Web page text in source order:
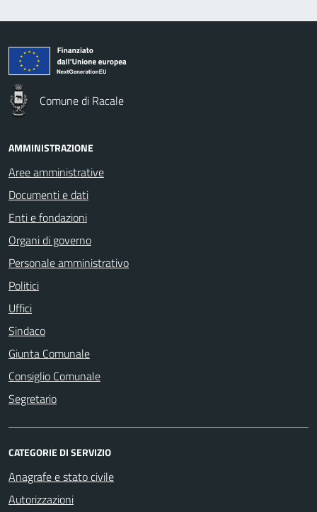
Comune di Racale
AMMINISTRAZIONE
Aree amministrative
Documenti e dati
Enti e fondazioni
Organi di governo
Personale amministrativo
Politici
Uffici
Sindaco
Giunta Comunale
Consiglio Comunale
Segretario
CATEGORIE DI SERVIZIO
Anagrafe e stato civile
Autorizzazioni